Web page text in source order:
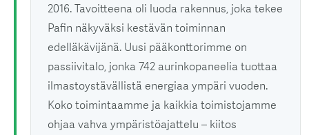
2016. Tavoitteena oli luoda rakennus, joka tekee
Pafin näkyväksi kestävän toiminnan
edelläkävijänä. Uusi pääkonttorimme on
passiivitalo, jonka 742 aurinkopaneelia tuottaa
ilmastoystävällistä energiaa ympäri vuoden.
Koko toimintaamme ja kaikkia toimistojamme
ohjaa vahva ympäristöajattelu – kiitos